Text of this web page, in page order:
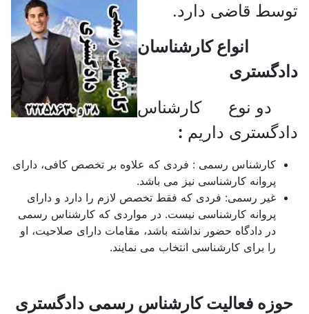
توسط قاضی دارد.
انواع کارشناسان
دادگستری
دو نوع کارشناس
دادگستری داریم :
کارشناس رسمی : فردی که علاوه بر تخصص کافی، دارای
پروانه کارشناسی نیز می باشد.
غیر رسمی: فردی که فقط تخصص لازم را دارد و دارای
پروانه کارشناسی نیست. در مواردی که کارشناس رسمی
در دادگاه حضور نداشته باشد، مقامات دارای صلاحیت، او
را برای کارشناسی انتخاب می نمایند.
حوزه فعالیت کارشناس رسمی دادگستری